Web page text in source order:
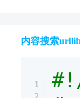
内容搜索
1